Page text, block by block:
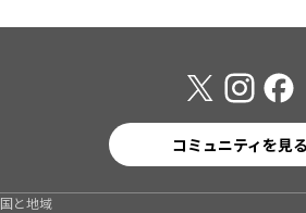
コミュニティを見る
国と地域